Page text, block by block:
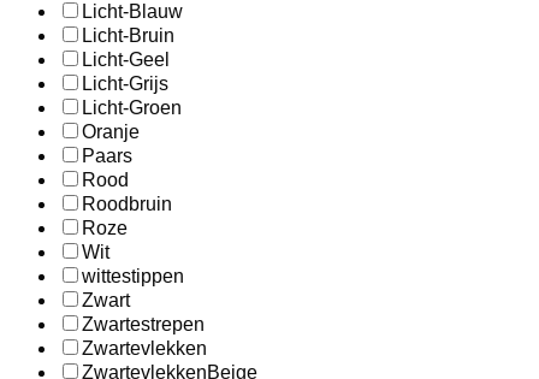
Licht-Blauw
Licht-Bruin
Licht-Geel
Licht-Grijs
Licht-Groen
Oranje
Paars
Rood
Roodbruin
Roze
Wit
wittestippen
Zwart
Zwartestrepen
Zwartevlekken
ZwartevlekkenBeige